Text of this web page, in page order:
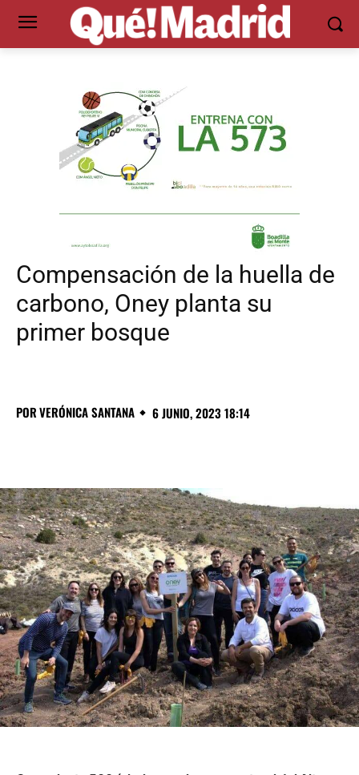
Compensación de la huella de
carbono, Oney planta su
primer bosque
PORVERÓNICA SANTANA 6 JUNIO, 2023 18:14